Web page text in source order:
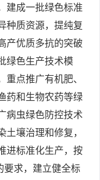
建成一批绿色标准
种质资源，提纯复
产优质多抗的突破
绿色生产技术模
点推广有机肥、
药和生物农药等绿
病虫绿色防控技术
壤治理和修复，
进标准化生产，按
要求，建立健全标